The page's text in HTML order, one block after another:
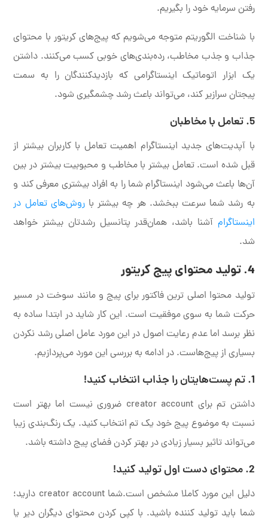
رفتن سرمایه خود را بگیریم.
با شناخت الگوریتم متوجه می‌شویم که پیج‌های کریتور با محتوای
جذاب و جذب مخاطب، رده‌بندی‌های خوبی کسب می‌کنند. داشتن
یک ابزار اتوماتیک اینستاگرامی که بازدیدکنندگان را به سمت
پیجتان سرازیر کند، می‌تواند باعث رشد چشمگیری شود.
5. تعامل با مخاطبان
با آپدیت‌های جدید اینستاگرام اهمیت تعامل با کاربران بیشتر از
قبل شده است. تعامل بیشتر با مخاطب و محبوبیت بیشتر در بین
آن‌ها باعث می‌شود اینستاگرام شما را به افراد بیشتری معرفی کند و
به رشد شما سرعت ببخشد. هر چه بیشتر باروش‌های تعامل در
اینستاگرام آشنا باشد، همان‌قدر پتانسیل رشدتان بیشتر خواهد
شد.
4. تولید محتوای پیج کریتور
تولید محتوا اصلی ترین فاکتور برای پیج و مانند سوخت در مسیر
حرکت شما به سوی موفقیت است. این کار شاید در ابتدا ساده به
نظر برسد اما عدم رعایت اصول در این مورد عامل اصلی رشد نکردن
بسیاری از پیج‌هاست. در ادامه به بررسی این مورد می‌پردازیم.
1. تمپست‌هایتان را جذاب انتخاب کنید!
داشتن تم برای creator account ضروری نیست اما بهتر است
نسبت به موضوع پیج خود یک تم انتخاب کنید. یک رنگ‌بندی زیبا
می‌تواند تاثیر بسیار زیادی در بهتر کردن فضای پیج داشته باشد.
2. محتوای دست اول تولید کنید!
دلیل این مورد کاملا مشخص است.شما creator account دارید؛
شما باید تولید کننده باشید. با کپی کردن محتوای دیگران دیر یا